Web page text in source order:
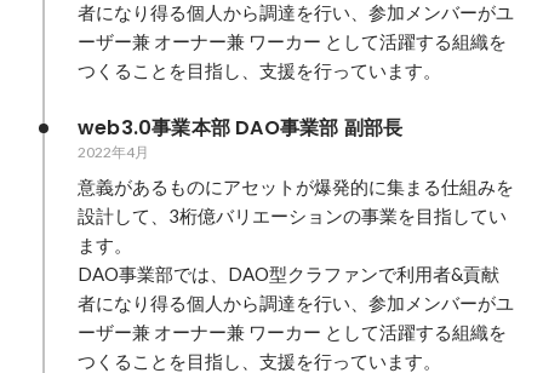
者になり得る個人から調達を行い、参加メンバーがユ
ーザー兼 オーナー兼 ワーカー として活躍する組織を
つくることを目指し、支援を行っています。
web3.0事業本部 DAO事業部 副部長
2022年4月
意義があるものにアセットが爆発的に集まる仕組みを
設計して、3桁億バリエーションの事業を目指してい
ます。
DAO事業部では、DAO型クラファンで利用者&貢献
者になり得る個人から調達を行い、参加メンバーがユ
ーザー兼 オーナー兼 ワーカー として活躍する組織を
つくることを目指し、支援を行っています。